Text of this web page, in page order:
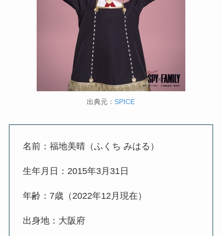
出典元： SPICE
名前：福地美晴（ふくち みはる）
生年月日：2015年3月31日
年齢：7歳（2022年12月現在）
出身地：大阪府